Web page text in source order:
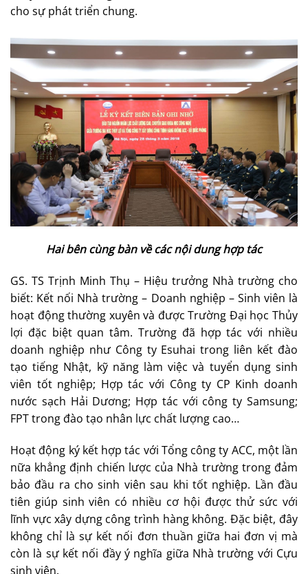
cho sự phát triển chung.
Hai bên cùng bàn về các nội dung hợp tác
GS. TS Trịnh Minh Thụ – Hiệu trưởng Nhà trường cho
biết: Kết nối Nhà trường – Doanh nghiệp – Sinh viên là
hoạt động thường xuyên và được Trường Đại học Thủy
lợi đặc biệt quan tâm. Trường đã hợp tác với nhiều
doanh nghiệp như Công ty Esuhai trong liên kết đào
tạo tiếng Nhật, kỹ năng làm việc và tuyển dụng sinh
viên tốt nghiệp; Hợp tác với Công ty CP Kinh doanh
nước sạch Hải Dương; Hợp tác với công ty Samsung;
FPT trong đào tạo nhân lực chất lượng cao…
Hoạt động ký kết hợp tác với Tổng công ty ACC, một lần
nữa khẳng định chiến lược của Nhà trường trong đảm
bảo đầu ra cho sinh viên sau khi tốt nghiệp. Lần đầu
tiên giúp sinh viên có nhiều cơ hội được thử sức với
lĩnh vực xây dựng công trình hàng không. Đặc biệt, đây
không chỉ là sự kết nối đơn thuần giữa hai đơn vị mà
còn là sự kết nối đầy ý nghĩa giữa Nhà trường với Cựu
sinh viên.